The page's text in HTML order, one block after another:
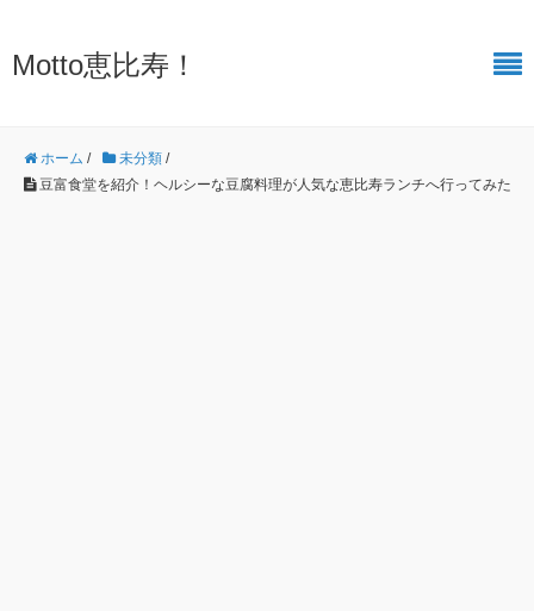
Motto恵比寿！
ホーム / 未分類 /
豆富食堂を紹介！ヘルシーな豆腐料理が人気な恵比寿ランチへ行ってみた